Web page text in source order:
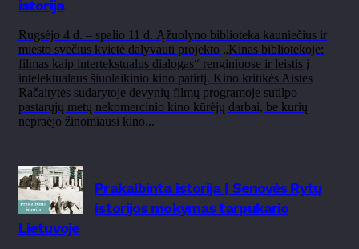
istorija
Rugsėjo 4 d. – spalio 11 d. Ąžuolyno biblioteka kauniečius ir
miesto svečius kvietė dalyvauti projekto „Kinas bibliotekoje:
filmas kaip intertekstualus dialogas“ renginiuose ir leistis į
intelektualaus šiuolaikinio kino patirtį. Kino kritikės Aistės
Račaitytės sudarytoje devynių filmų programoje sutilpo
pastarųjų metų nekomercinio kino kūrėjų darbai, be kurių
nepraėjo žinomiausi kino...
Prakalbinta istorija | Senovės Rytų
istorijos mokymas tarpukario
Lietuvoje